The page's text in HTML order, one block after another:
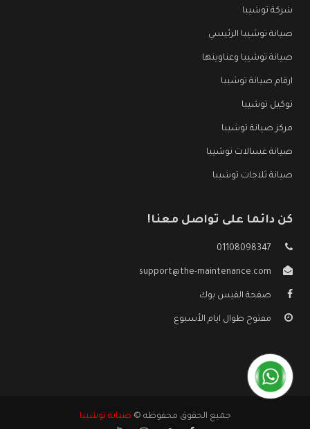
شركة توشيبا
صيانة توشيبا الرئيسي
صيانة توشيبا وعناوينها
ارقام صيانة توشيبا
توكيل توشيبا
مركز صيانة توشيبا
صيانة غسالات توشيبا
صيانة ثلاجات توشيبا
كن دائما على تواصل معنا!
01108098347
support@the-maintenance.com
صفحة الفيس بوك
مفتوح طوال ايام الأسبوع
جميع الحقوق محفوظه © صيانة توشيبا